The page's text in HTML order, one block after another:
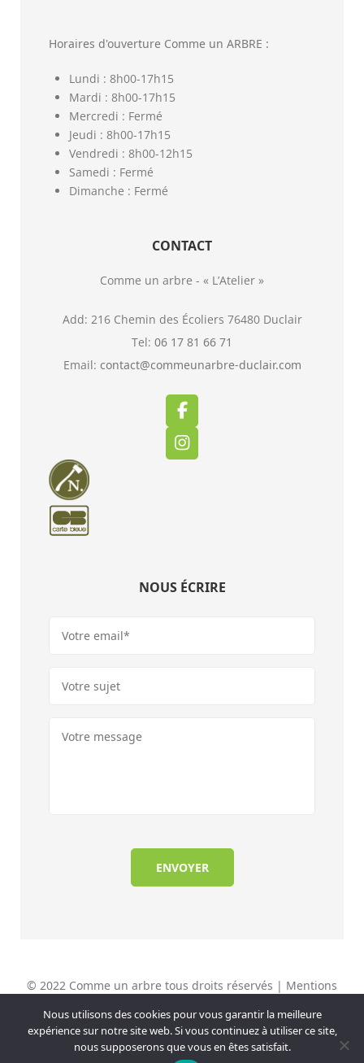
Horaires d'ouverture Comme un ARBRE :
Lundi : 8h00-17h15
Mardi : 8h00-17h15
Mercredi : Fermé
Jeudi : 8h00-17h15
Vendredi : 8h00-12h15
Samedi : Fermé
Dimanche : Fermé
CONTACT
Comme un arbre - « L’Atelier »
Add: 216 Chemin des Écoliers 76480 Duclair
Tel: 06 17 81 66 71
Email: contact@commeunarbre-duclair.com
NOUS ÉCRIRE
© 2022 Comme un arbre tous droits réservés | Mentions
Nous utilisons des cookies pour vous garantir la meilleure
expérience sur notre site web. Si vous continuez à utiliser ce site,
nous supposerons que vous en êtes satisfait.